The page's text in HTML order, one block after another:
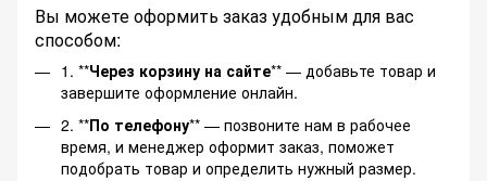
Вы можете оформить заказ удобным для вас
способом:
1. **Через корзину на сайте** — добавьте товар и
завершите оформление онлайн.
2. **По телефону** — позвоните нам в рабочее
время, и менеджер оформит заказ, поможет
подобрать товар и определить нужный размер.